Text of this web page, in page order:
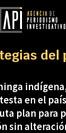
del
en el
plan para
sin